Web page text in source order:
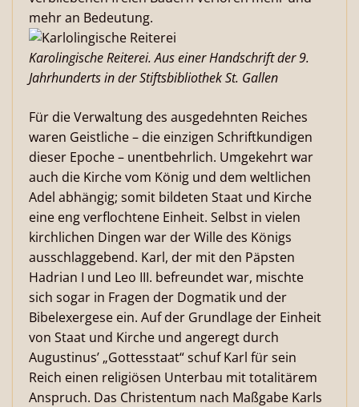
mehr an Bedeutung.
Karolingische Reiterei. Aus einer Handschrift der 9.
Jahrhunderts in der Stiftsbibliothek St. Gallen
Für die Verwaltung des ausgedehnten Reiches
waren Geistliche – die einzigen Schriftkundigen
dieser Epoche – unentbehrlich. Umgekehrt war
auch die Kirche vom König und dem weltlichen
Adel abhängig; somit bildeten Staat und Kirche
eine eng verflochtene Einheit. Selbst in vielen
kirchlichen Dingen war der Wille des Königs
ausschlaggebend. Karl, der mit den Päpsten
Hadrian I und Leo III. befreundet war, mischte
sich sogar in Fragen der Dogmatik und der
Bibelexergese ein. Auf der Grundlage der Einheit
von Staat und Kirche und angeregt durch
Augustinus’ „Gottesstaat“ schuf Karl für sein
Reich einen religiösen Unterbau mit totalitärem
Anspruch. Das Christentum nach Maßgabe Karls